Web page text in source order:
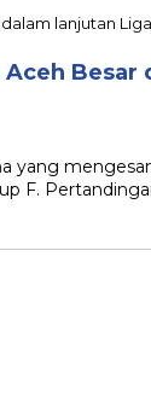
Besar
yang
F.